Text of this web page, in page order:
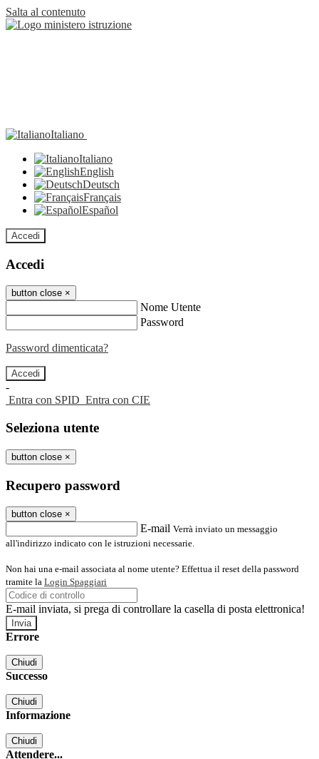
Salta al contenuto
Italiano
Italiano
English
Deutsch
Français
Español
Accedi
Accedi
button close ×
Nome Utente
Password
Password dimenticata?
-
Entra con SPID Entra con CIE
Seleziona utente
button close ×
Recupero password
button close ×
E-mail Verrà inviato un messaggio
all'indirizzo indicato con le istruzioni necessarie.
Non hai una e-mail associata al nome utente? Effettua il reset della password
tramite la Login Spaggiari
E-mail inviata, si prega di controllare la casella di posta elettronica!
Errore
Chiudi
Successo
Chiudi
Informazione
Chiudi
Attendere...